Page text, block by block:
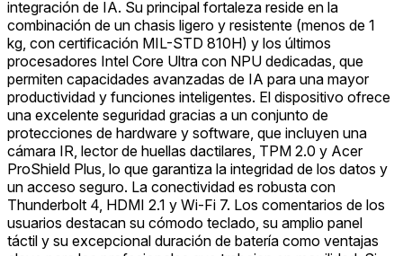
integración de IA. Su principal fortaleza reside en la
combinación de un chasis ligero y resistente (menos de 1
kg, con certificación MIL-STD 810H) y los últimos
procesadores Intel Core Ultra con NPU dedicadas, que
permiten capacidades avanzadas de IA para una mayor
productividad y funciones inteligentes. El dispositivo ofrece
una excelente seguridad gracias a un conjunto de
protecciones de hardware y software, que incluyen una
cámara IR, lector de huellas dactilares, TPM 2.0 y Acer
ProShield Plus, lo que garantiza la integridad de los datos y
un acceso seguro. La conectividad es robusta con
Thunderbolt 4, HDMI 2.1 y Wi-Fi 7. Los comentarios de los
usuarios destacan su cómodo teclado, su amplio panel
táctil y su excepcional duración de batería como ventajas